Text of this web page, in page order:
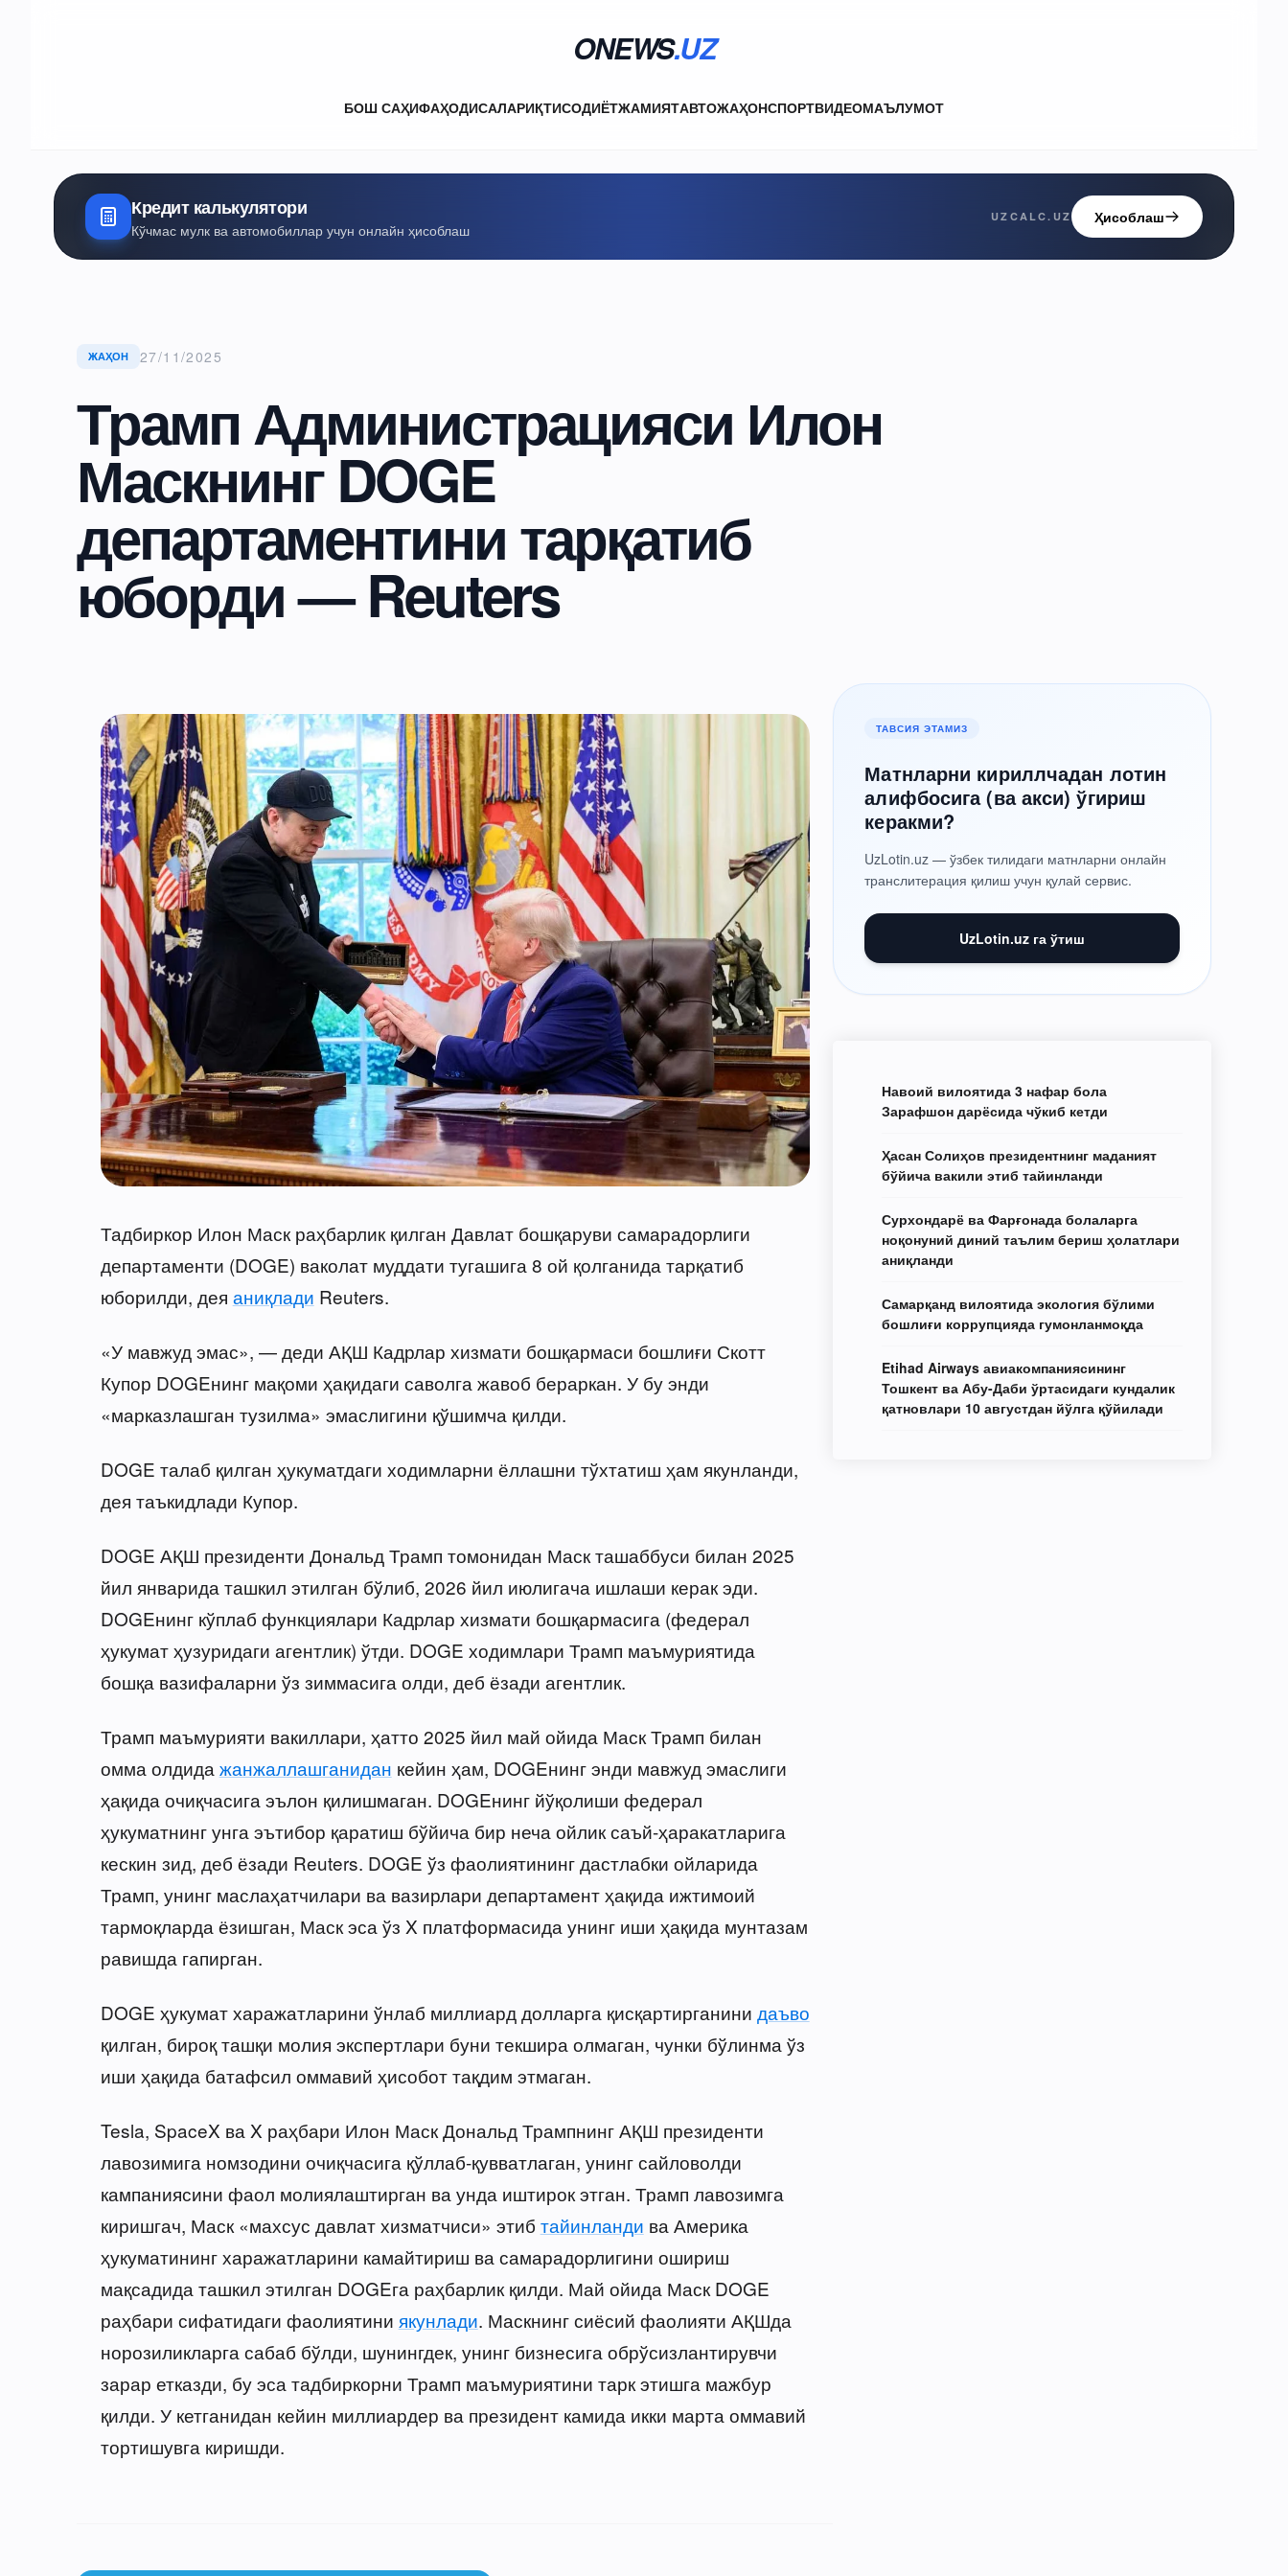
ONEWS.UZ
БОШ САҲИФАҲОДИСАЛАРИҚТИСОДИЁТЖАМИЯТАВТОЖАҲОНСПОРТВИДЕОМАЪЛУМОТ
Кредит калькулятори
Кўчмас мулк ва автомобиллар учун онлайн ҳисоблаш
UZCALC.UZ Ҳисоблаш
ЖАҲОН 27/11/2025
Трамп Администрацияси Илон
Маскнинг DOGE
департаментини тарқатиб
юборди — Reuters
Тадбиркор Илон Маск раҳбарлик қилган Давлат бошқаруви самарадорлиги
департаменти (DOGE) ваколат муддати тугашига 8 ой қолганида тарқатиб
юборилди, дея аниқлади Reuters.
«У мавжуд эмас», — деди АҚШ Кадрлар хизмати бошқармаси бошлиғи Скотт
Купор DOGEнинг мақоми ҳақидаги саволга жавоб бераркан. У бу энди
«марказлашган тузилма» эмаслигини қўшимча қилди.
DOGE талаб қилган ҳукуматдаги ходимларни ёллашни тўхтатиш ҳам якунланди,
дея таъкидлади Купор.
DOGE АҚШ президенти Дональд Трамп томонидан Маск ташаббуси билан 2025
йил январида ташкил этилган бўлиб, 2026 йил июлигача ишлаши керак эди.
DOGEнинг кўплаб функциялари Кадрлар хизмати бошқармасига (федерал
ҳукумат ҳузуридаги агентлик) ўтди. DOGE ходимлари Трамп маъмуриятида
бошқа вазифаларни ўз зиммасига олди, деб ёзади агентлик.
Трамп маъмурияти вакиллари, ҳатто 2025 йил май ойида Маск Трамп билан
омма олдида жанжаллашганидан кейин ҳам, DOGEнинг энди мавжуд эмаслиги
ҳақида очиқчасига эълон қилишмаган. DOGEнинг йўқолиши федерал
ҳукуматнинг унга эътибор қаратиш бўйича бир неча ойлик саъй-ҳаракатларига
кескин зид, деб ёзади Reuters. DOGE ўз фаолиятининг дастлабки ойларида
Трамп, унинг маслаҳатчилари ва вазирлари департамент ҳақида ижтимоий
тармоқларда ёзишган, Маск эса ўз X платформасида унинг иши ҳақида мунтазам
равишда гапирган.
DOGE ҳукумат харажатларини ўнлаб миллиард долларга қисқартирганини даъво
қилган, бироқ ташқи молия экспертлари буни текшира олмаган, чунки бўлинма ўз
иши ҳақида батафсил оммавий ҳисобот тақдим этмаган.
Tesla, SpaceX ва X раҳбари Илон Маск Дональд Трампнинг АҚШ президенти
лавозимига номзодини очиқчасига қўллаб-қувватлаган, унинг сайловолди
кампаниясини фаол молиялаштирган ва унда иштирок этган. Трамп лавозимга
киришгач, Маск «махсус давлат хизматчиси» этиб тайинланди ва Америка
ҳукуматининг харажатларини камайтириш ва самарадорлигини ошириш
мақсадида ташкил этилган DOGEга раҳбарлик қилди. Май ойида Маск DOGE
раҳбари сифатидаги фаолиятини якунлади. Маскнинг сиёсий фаолияти АҚШда
норозиликларга сабаб бўлди, шунингдек, унинг бизнесига обрўсизлантирувчи
зарар етказди, бу эса тадбиркорни Трамп маъмуриятини тарк этишга мажбур
қилди. У кетганидан кейин миллиардер ва президент камида икки марта оммавий
тортишувга киришди.
ТАВСИЯ ЭТАМИЗ
Матнларни кириллчадан лотин
алифбосига (ва акси) ўгириш
керакми?
UzLotin.uz — ўзбек тилидаги матнларни онлайн
транслитерация қилиш учун қулай сервис.
UzLotin.uz га ўтиш
Навоий вилоятида 3 нафар бола
Зарафшон дарёсида чўкиб кетди
Ҳасан Солиҳов президентнинг маданият
бўйича вакили этиб тайинланди
Сурхондарё ва Фарғонада болаларга
ноқонуний диний таълим бериш ҳолатлари
аниқланди
Самарқанд вилоятида экология бўлими
бошлиғи коррупцияда гумонланмоқда
Etihad Airways авиакомпаниясининг
Тошкент ва Абу-Даби ўртасидаги кундалик
қатновлари 10 августдан йўлга қўйилади